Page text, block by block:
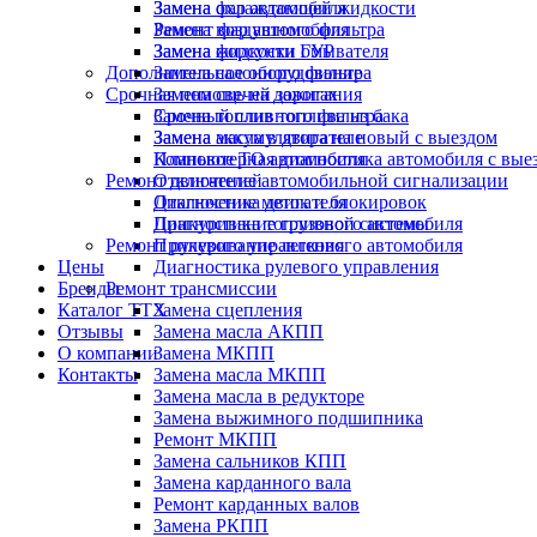
Замена фар автомобиля
Ремонт фар автомобиля
Замена форсунки омывателя
Дополнительное оборудование
Срочная помощь на дорогах
Срочный слив топлива из бака
Замена аккумулятора на новый с выездом
Компьютерная диагностика автомобиля с
Отключение автомобильной сигнализации
Отключение меток и блокировок
Прикуривание грузового автомобиля
Прикуривание легкового автомобиля
Цены
Бренды
Каталог ТТХ
Отзывы
О компании
Контакты
Замена охлаждающей жидкости
Замена воздушного фильтра
Замена жидкости ГУР
Замена салонного фильтра
Замена свечей зажигания
Замена топливного фильтра
Замена масла в двигателе
Плановое ТО автомобиля
Ремонт двигателей
Диагностика двигателя
Диагностика топливной системы
Ремонт рулевого управления
Диагностика рулевого управления
Ремонт трансмиссии
Замена сцепления
Замена масла АКПП
Замена МКПП
Замена масла МКПП
Замена масла в редукторе
Замена выжимного подшипника
Ремонт МКПП
Замена сальников КПП
Замена карданного вала
Ремонт карданных валов
Замена РКПП